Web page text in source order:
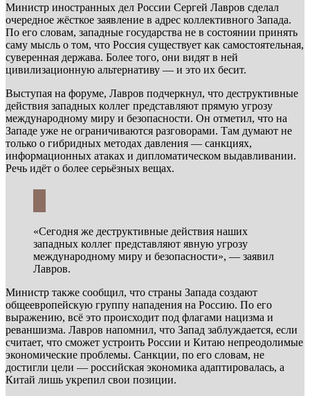
Министр иностранных дел России Сергей Лавров сделал
очередное жёсткое заявление в адрес коллективного Запада.
По его словам, западные государства не в состоянии принять
саму мысль о том, что Россия существует как самостоятельная,
суверенная держава. Более того, они видят в ней
цивилизационную альтернативу — и это их бесит.
Выступая на форуме, Лавров подчеркнул, что деструктивные
действия западных коллег представляют прямую угрозу
международному миру и безопасности. Он отметил, что на
Западе уже не ограничиваются разговорами. Там думают не
только о гибридных методах давления — санкциях,
информационных атаках и дипломатическом выдавливании.
Речь идёт о более серьёзных вещах.
«Сегодня же деструктивные действия наших
западных коллег представляют явную угрозу
международному миру и безопасности», — заявил
Лавров.
Министр также сообщил, что страны Запада создают
общеевропейскую группу нападения на Россию. По его
выражению, всё это происходит под флагами нацизма и
реваншизма. Лавров напомнил, что Запад заблуждается, если
считает, что сможет устроить России и Китаю непреодолимые
экономические проблемы. Санкции, по его словам, не
достигли цели — российская экономика адаптировалась, а
Китай лишь укрепил свои позиции.